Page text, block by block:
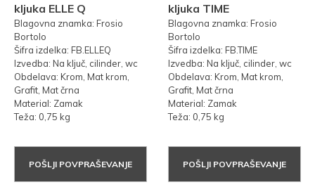
kljuka ELLE Q
Blagovna znamka: Frosio
Bortolo
Šifra izdelka: FB.ELLEQ
Izvedba: Na ključ, cilinder, wc
Obdelava: Krom, Mat krom,
Grafit, Mat črna
Material: Zamak
Teža: 0,75 kg
POŠLJI POVPRAŠEVANJE
kljuka TIME
Blagovna znamka: Frosio
Bortolo
Šifra izdelka: FB.TIME
Izvedba: Na ključ, cilinder, wc
Obdelava: Krom, Mat krom,
Grafit, Mat črna
Material: Zamak
Teža: 0,75 kg
POŠLJI POVPRAŠEVANJE